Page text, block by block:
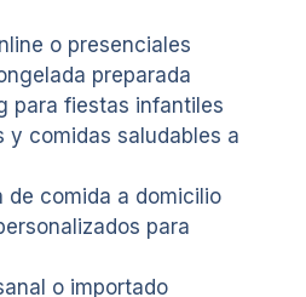
o presenciales
preparada
para fiestas infantiles
y comidas saludables a
de comida a domicilio
para
o importado